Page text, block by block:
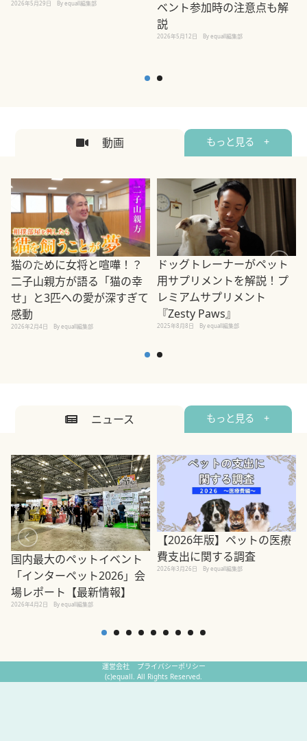
2026年5月29日 By equall編集部
ベント参加時の注意点も解
説
2026年5月12日 By equall編集部
動画 もっと見る +
猫のために女将と喧嘩！？
二子山親方が語る「猫の幸
せ」と3匹への愛が深すぎて
感動
2026年2月4日 By equall編集部
ドッグトレーナーがペット
用サプリメントを解説！プ
レミアムサプリメント
『Zesty Paws』
2025年8月8日 By equall編集部
ニュース もっと見る +
国内最大のペットイベント
「インターペット2026」会
場レポート【最新情報】
2026年4月2日 By equall編集部
【2026年版】ペットの医療
費支出に関する調査
2026年3月26日 By equall編集部
運営会社
プライバシーポリシー
(c)equall. All Rights Reserved.